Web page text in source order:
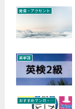
発音・アクセント
英単語
おすすめマンガ・絵本